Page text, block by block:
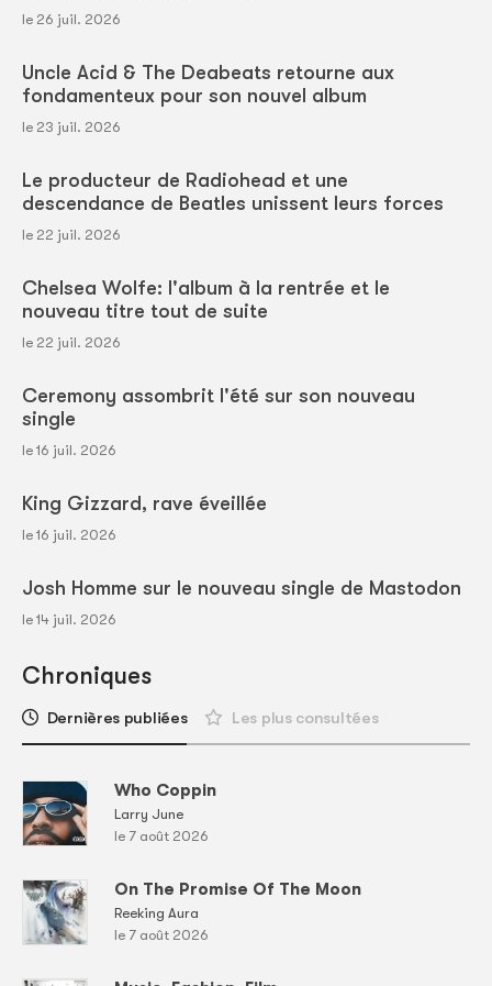
le 26 juil. 2026
Uncle Acid & The Deabeats retourne aux
fondamenteux pour son nouvel album
le 23 juil. 2026
Le producteur de Radiohead et une
descendance de Beatles unissent leurs forces
le 22 juil. 2026
Chelsea Wolfe: l'album à la rentrée et le
nouveau titre tout de suite
le 22 juil. 2026
Ceremony assombrit l'été sur son nouveau
single
le 16 juil. 2026
King Gizzard, rave éveillée
le 16 juil. 2026
Josh Homme sur le nouveau single de Mastodon
le 14 juil. 2026
Chroniques
Dernières publiées Les plus consultées
Who Coppin
Larry June
le 7 août 2026
On The Promise Of The Moon
Reeking Aura
le 7 août 2026